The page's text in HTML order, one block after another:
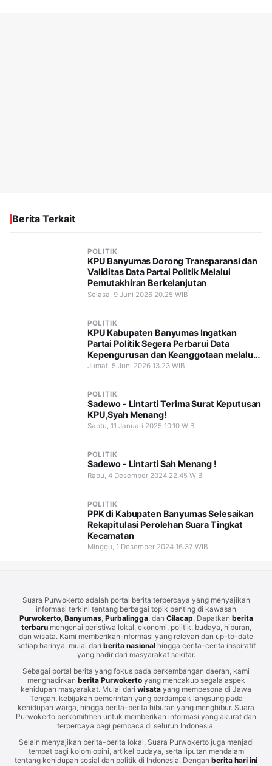
Berita Terkait
POLITIK
KPU Banyumas Dorong Transparansi dan
Validitas Data Partai Politik Melalui
Pemutakhiran Berkelanjutan
Selasa, 9 Juni 2026 20.25 WIB
POLITIK
KPU Kabupaten Banyumas Ingatkan
Partai Politik Segera Perbarui Data
Kepengurusan dan Keanggotaan melalui
SIPOL
Jumat, 5 Juni 2026 13.23 WIB
POLITIK
Sadewo - Lintarti Terima Surat Keputusan
KPU,Syah Menang!
Sabtu, 11 Januari 2025 10.10 WIB
POLITIK
Sadewo - Lintarti Sah Menang !
Rabu, 4 Desember 2024 22.45 WIB
POLITIK
PPK di Kabupaten Banyumas Selesaikan
Rekapitulasi Perolehan Suara Tingkat
Kecamatan
Minggu, 1 Desember 2024 16.37 WIB
Suara Purwokerto adalah portal berita terpercaya yang menyajikan
informasi terkini tentang berbagai topik penting di kawasan
Purwokerto, Banyumas, Purbalingga, dan Cilacap. Dapatkan berita
terbarumengenai peristiwa lokal, ekonomi, politik, budaya, hiburan,
dan wisata. Kami memberikan informasi yang relevan dan up-to-date
setiap harinya, mulai dari berita nasionalhingga cerita-cerita inspiratif
yang hadir dari masyarakat sekitar.
Sebagai portal berita yang fokus pada perkembangan daerah, kami
menghadirkan berita Purwokertoyang mencakup segala aspek
kehidupan masyarakat. Mulai dari wisata yang mempesona di Jawa
Tengah, kebijakan pemerintah yang berdampak langsung pada
kehidupan warga, hingga berita-berita hiburan yang menghibur. Suara
Purwokerto berkomitmen untuk memberikan informasi yang akurat dan
terpercaya bagi pembaca di seluruh Indonesia.
Selain menyajikan berita-berita lokal, Suara Purwokerto juga menjadi
tempat bagi kolom opini, artikel budaya, serta liputan mendalam
tentang kehidupan sosial dan politik di Indonesia. Dengan berita hari ini